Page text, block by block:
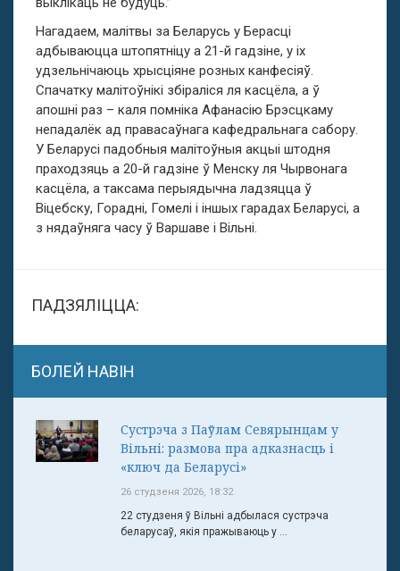
Нагадаем, малітвы за Беларусь у Берасці
адбываюцца штопятніцу а 21-й гадзіне, у іх
удзельнічаюць хрысціяне розных канфесіяў.
Спачатку малітоўнікі збіраліся ля касцёла, а ў
апошні раз – каля помніка Афанасію Брэсцкаму
непадалёк ад правасаўнага кафедральнага сабору.
У Беларусі падобныя малітоўныя акцыі штодня
праходзяць а 20-й гадзіне ў Менску ля Чырвонага
касцёла, а таксама перыядычна ладзяцца ў
Віцебску, Горадні, Гомелі і іншых гарадах Беларусі, а
з нядаўняга часу ў Варшаве і Вільні.
ПАДЗЯЛІЦЦА:
БОЛЕЙ НАВІН
Сустрэча з Паўлам Севярынцам у
Вільні: размова пра адказнасць і
«ключ да Беларусі»
26 студзеня 2026, 18:32
22 студзеня ў Вільні адбылася сустрэча
беларусаў, якія пражываюць у ...